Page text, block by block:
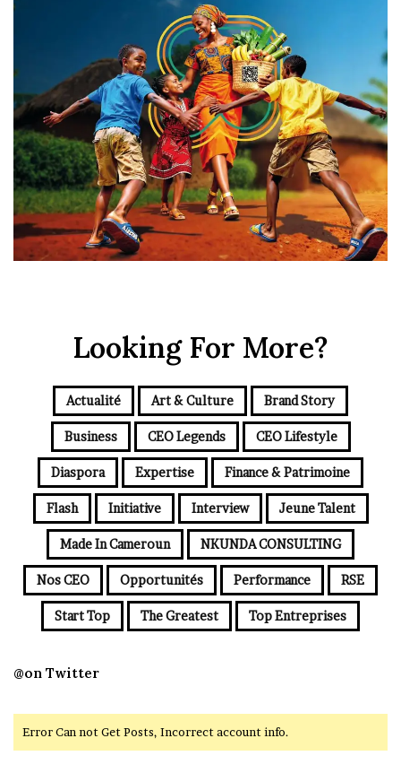
Looking For More?
Actualité Art & Culture Brand Story
Business CEO Legends CEO Lifestyle
Diaspora Expertise Finance & Patrimoine
Flash Initiative Interview Jeune Talent
Made In Cameroun NKUNDA CONSULTING
Nos CEO Opportunités Performance RSE
Start Top The Greatest Top Entreprises
@on Twitter
Error Can not Get Posts, Incorrect account info.